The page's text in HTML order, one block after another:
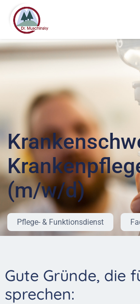
(m/w/d)
Pflege- & Funktionsdienst
Gute Gründe, die
sprechen: